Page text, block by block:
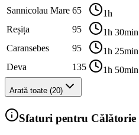
Sannicolau Mare 65 1h
Reșița 95 1h 30min
Caransebes 95 1h 25min
Deva 135 1h 50min
Arată toate (20)
Sfaturi pentru Călătorie